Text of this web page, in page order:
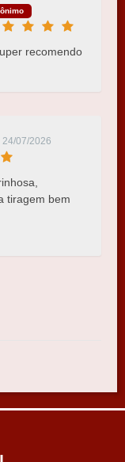
recomendo
24/07/2026
tiragem bem